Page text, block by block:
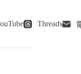
Threads